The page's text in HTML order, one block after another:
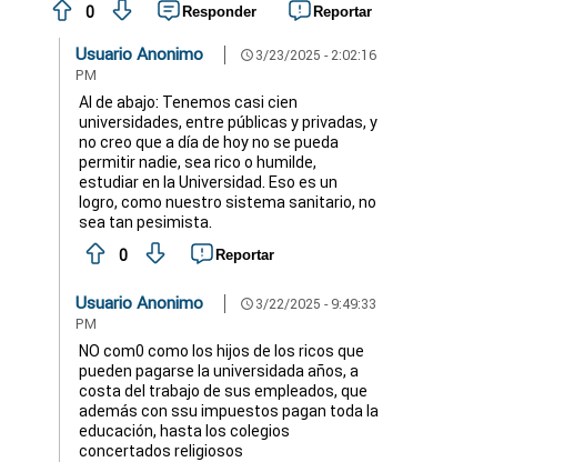
0
Responder Reportar
Usuario Anonimo schedule 3/23/2025 - 2:02:16
PM
Al de abajo: Tenemos casi cien
universidades, entre públicas y privadas, y
no creo que a día de hoy no se pueda
permitir nadie, sea rico o humilde,
estudiar en la Universidad. Eso es un
logro, como nuestro sistema sanitario, no
sea tan pesimista.
0
Reportar
Usuario Anonimo schedule 3/22/2025 - 9:49:33
PM
NO com0 como los hijos de los ricos que
pueden pagarse la universidada años, a
costa del trabajo de sus empleados, que
además con ssu impuestos pagan toda la
educación, hasta los colegios
concertados religiosos